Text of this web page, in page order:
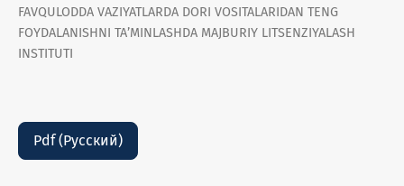
FAVQULODDA VAZIYATLARDA DORI VOSITALARIDAN TENG
FOYDALANISHNI TA’MINLASHDA MAJBURIY LITSENZIYALASH
INSTITUTI
Pdf (Русский)